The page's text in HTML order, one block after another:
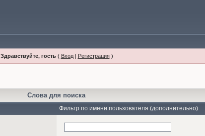
Здравствуйте, гость( Вход| Регистрация)
Слова для поиска
Фильтр по имени пользователя (дополнительно)